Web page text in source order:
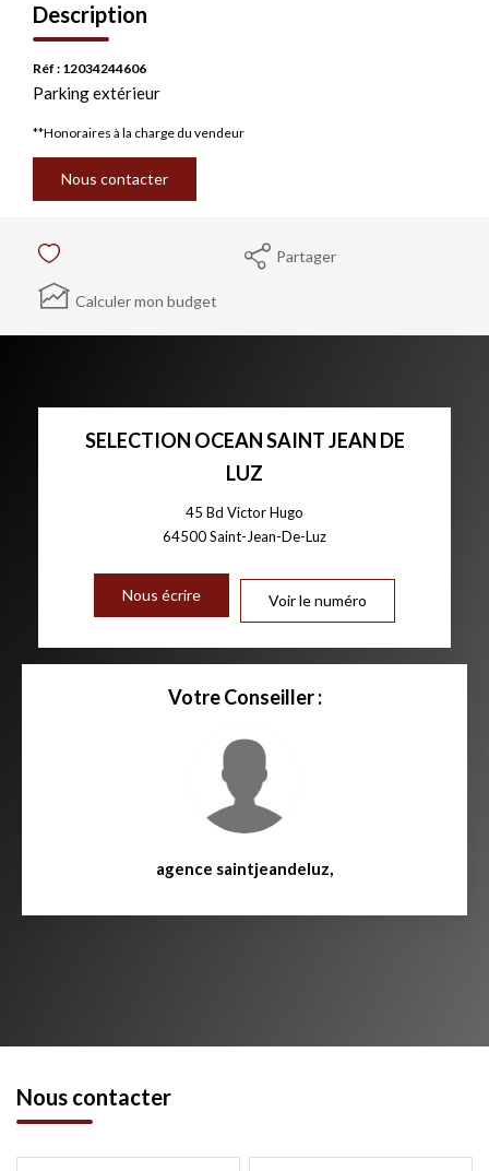
Description
Réf : 12034244606
Parking extérieur
**Honoraires à la charge du vendeur
Nous contacter
Partager
Calculer mon budget
SELECTION OCEAN SAINT JEAN DE
LUZ
45 Bd Victor Hugo
64500Saint-Jean-De-Luz
Nous écrire Voir le numéro
Votre Conseiller :
agence saintjeandeluz,
Nous contacter